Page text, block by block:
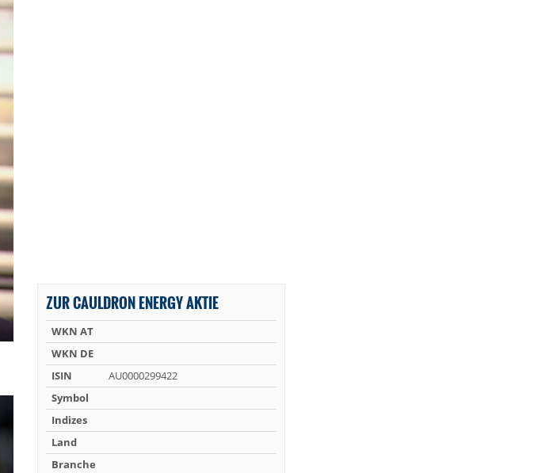
ZUR CAULDRON ENERGY AKTIE
WKN AT
WKN DE
ISIN
AU0000299422
Symbol
Indizes
Land
Branche